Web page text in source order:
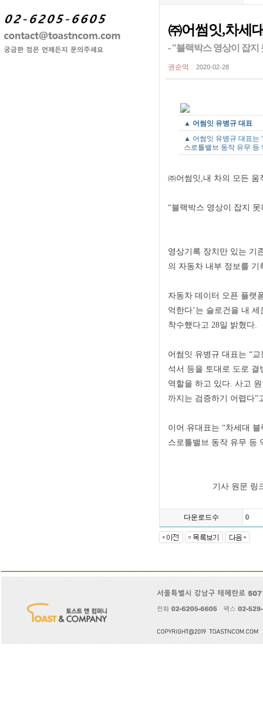
㈜어썸잇,차세
- “블랙박스 영상이 잡지
권순억 2020-02-28
▲ 어썸잇 유병규 대표
▲ 어썸잇 유병규 대표는
스로틀밸브 동작 유무 등
㈜어썸잇,내 차의 모든 움
“블랙박스 영상이 잡지
영상기록 장치만 있는 기
의 자동차 내부 정보를
자동차 데이터 오픈 플랫
억한다’는 슬로건을 내
착수했다고 28일 밝혔다.
어썸잇 유병규 대표는 “
석서 등을 토대로 도로
역할을 하고 있다. 사고
까지는 검증하기 어렵다”
이어 유대표는 “차세대
스로틀밸브 동작 유무 등
기사 원문 링
다운로드수 0